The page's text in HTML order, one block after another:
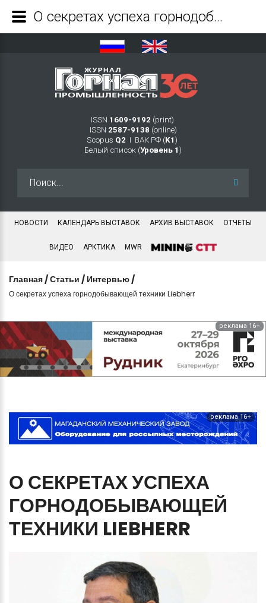
ISSN 1609-9192 (print)
ISSN 2587-9138 (online)
Scopus Q2 Ι ВАК РФ (K1 )
Белый список (Уровень 1 )
НОВОСТИ КАЛЕНДАРЬ ВЫСТАВОК АРХИВ ВЫСТАВОК ОТЧЕТЫ
ВИДЕО АРКТИКА MWR
Главная /Статьи / Интервью /
О секретах успеха горнодобывающей техники Liebherr
реклама 16+
реклама 16+
О СЕКРЕТАХУСПЕХА
ГОРНОДОБЫВАЮЩЕЙ
ТЕХНИКИ LIEBHERR
О секретах успеха горнодобывающей техники Liebherr - Журнал Горная промышленность